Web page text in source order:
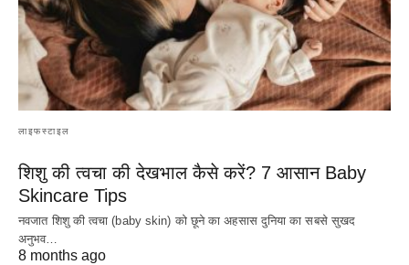
लाइफस्टाइल
शिशु की त्वचा की देखभाल कैसे करें? 7 आसान Baby
Skincare Tips
नवजात शिशु की त्वचा (baby skin) को छूने का अहसास दुनिया का सबसे सुखद
अनुभव…
8 months ago